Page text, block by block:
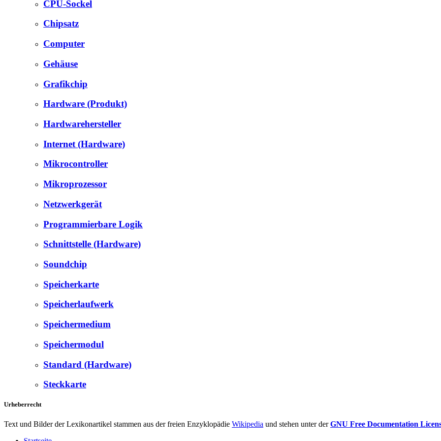
CPU-Sockel
Chipsatz
Computer
Gehäuse
Grafikchip
Hardware (Produkt)
Hardwarehersteller
Internet (Hardware)
Mikrocontroller
Mikroprozessor
Netzwerkgerät
Programmierbare Logik
Schnittstelle (Hardware)
Soundchip
Speicherkarte
Speicherlaufwerk
Speichermedium
Speichermodul
Standard (Hardware)
Steckkarte
Urheberrecht
Text und Bilder der Lexikonartikel stammen aus der freien Enzyklopädie Wikipedia und stehen unter derGNU Free Documentation